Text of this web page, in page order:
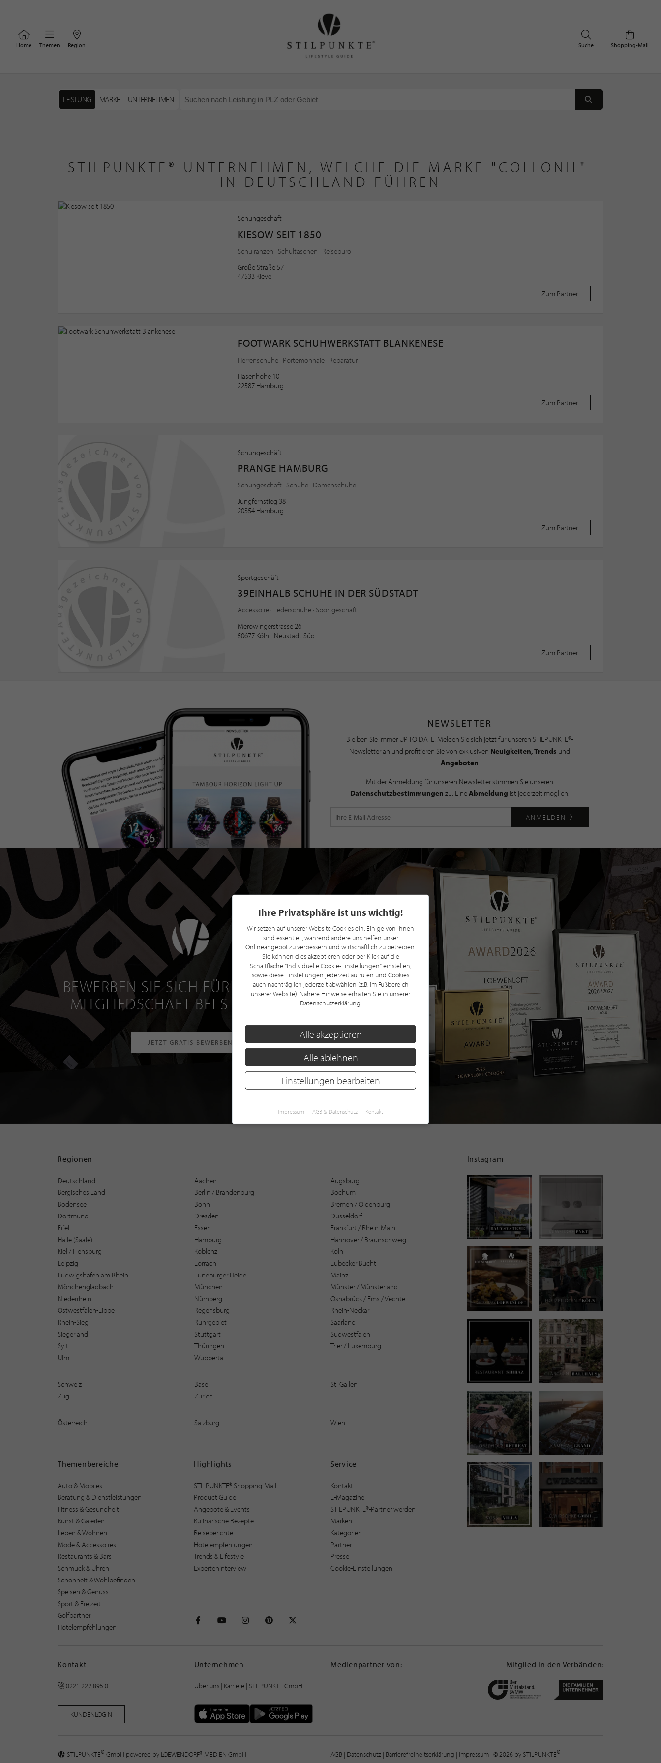
Home Themen Region Shopping-Mall
Suche
LEISTUNG MARKE UNTERNEHMEN
STILPUNKTE® UNTERNEHMEN, WELCHE DIE MARKE "COLLONIL"
IN DEUTSCHLAND FÜHREN
Schuhgeschäft
KIESOW SEIT 1850
Schulranzen · Schultaschen · Reisebüro
Große Straße 57
47533 Kleve
Zum Partner
FOOTWARK SCHUHWERKSTATT BLANKENESE
Herrenschuhe · Portemonnaie · Reparatur
Hasenhöhe 10
22587 Hamburg
Zum Partner
Schuhgeschäft
PRANGE HAMBURG
Schuhgeschäft · Schuhe · Damenschuhe
Jungfernstieg 38
20354 Hamburg
Zum Partner
Sportgeschäft
39EINHALB SCHUHE IN DER SÜDSTADT
Accessoire · Lederschuhe · Sportgeschäft
Merowingerstrasse 26
50677 Köln - Neustadt-Süd
Zum Partner
NEWSLETTER
Bleiben Sie immer UP TO DATE! Melden Sie sich jetzt für unseren STILPUNKTE®-
Newsletter an und profitieren Sie von exklusiven Neuigkeiten, Trends und
Angeboten
Mit der Anmeldung für unseren Newsletter stimmen Sie unseren
Datenschutzbestimmungen zu. EineAbmeldung ist jederzeit möglich.
ANMELDEN
BEWERBEN SIE SICH FÜR EINE GRATIS
MITGLIEDSCHAFT BEI STILPUNKTE®
JETZT GRATIS BEWERBEN
Regionen
Deutschland Aachen
Augsburg
Bergisches Land
Berlin / Brandenburg
Bochum
Bodensee
Bonn
Bremen / Oldenburg
Dortmund
Dresden
Düsseldorf
Eifel
Essen
Frankfurt / Rhein-Main
Halle (Saale)
Hamburg
Hannover / Braunschweig
Kiel / Flensburg
Koblenz
Köln
Leipzig
Lörrach
Lübecker Bucht
Ludwigshafen am Rhein
Lüneburger Heide
Mainz
Mönchengladbach
München
Münster / Münsterland
Niederrhein
Nürnberg
Osnabrück / Ems / Vechte
Ostwestfalen-Lippe
Regensburg
Rhein-Neckar
Rhein-Sieg
Ruhrgebiet
Saarland
Siegerland
Stuttgart
Südwestfalen
Sylt
Thüringen
Trier / Luxemburg
Ulm
Wuppertal
Schweiz Basel
St. Gallen
Zug
Zürich
Österreich Salzburg Wien
Themenbereiche
Auto & Mobiles
Beratung & Dienstleistungen
Fitness & Gesundheit
Kunst & Galerien
Leben & Wohnen
Mode & Accessoires
Restaurants & Bars
Schmuck & Uhren
Schönheit & Wohlbefinden
Speisen & Genuss
Sport & Freizeit
Golfpartner
Hotelempfehlungen
Highlights
STILPUNKTE® Shopping-Mall
Product Guide
Angebote & Events
Kulinarische Rezepte
Reiseberichte
Hotelempfehlungen
Trends & Lifestyle
Experteninterview
Service
Kontakt
E-Magazine
STILPUNKTE®-Partner werden
Marken
Kategorien
Partner
Presse
Cookie-Einstellungen
Instagram
Kontakt
0221 222 895 0
KUNDENLOGIN
Unternehmen
Über uns| Karriere | STILPUNKTE GmbH
Medienpartner von: Mitglied in den Verbänden:
STILPUNKTE® GmbH powered by LOEWENDORF® MEDIEN GmbH AGB | Datenschutz | Barrierefreiheitserklärung | Impressum | © 2026 by STILPUNKTE®
Ihre Privatsphäre ist uns wichtig!
Wir setzen auf unserer Website Cookies ein. Einige von ihnen
sind essentiell, während andere uns helfen unser
Onlineangebot zu verbessern und wirtschaftlich zu betreiben.
Sie können dies akzeptieren oder per Klick auf die
Schaltfläche "Individuelle Cookie-Einstellungen" einstellen,
sowie diese Einstellungen jederzeit aufrufen und Cookies
auch nachträglich jederzeit abwählen (z.B. im Fußbereich
unserer Website). Nähere Hinweise erhalten Sie in unserer
Datenschutzerklärung.
Alle akzeptieren
Alle ablehnen
Einstellungen bearbeiten
Impressum AGB & Datenschutz Kontakt